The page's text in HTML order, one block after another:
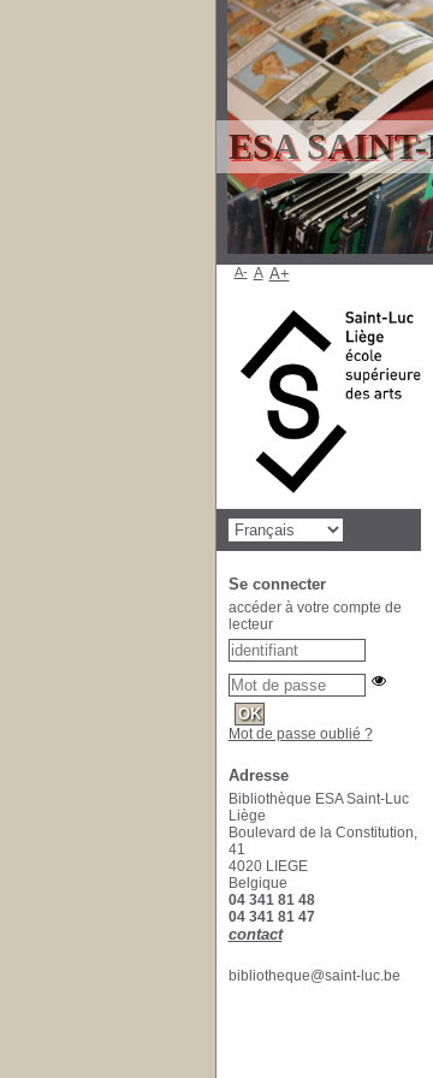
ESA
A- A A+
Se connecter
accéder à votre compte de
lecteur
Mot de passe oublié ?
Adresse
Bibliothèque ESA Saint-Luc
Liège
Boulevard de la Constitution,
41
4020 LIEGE
Belgique
04 341 81 48
04 341 81 47
contact
bibliotheque@saint-luc.be